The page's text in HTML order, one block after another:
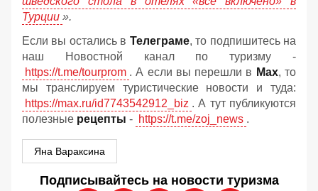
Турции ».
Если вы остались в Телеграме, то подпишитесь на
наш Новостной канал по туризму -
https://t.me/tourprom . А если вы перешли в Мах, то
мы транслируем туристические новости и туда:
https://max.ru/id7743542912_biz . А тут публикуются
полезные рецепты - https://t.me/zoj_news .
Яна Вараксина
Подписывайтесь на новости туризма